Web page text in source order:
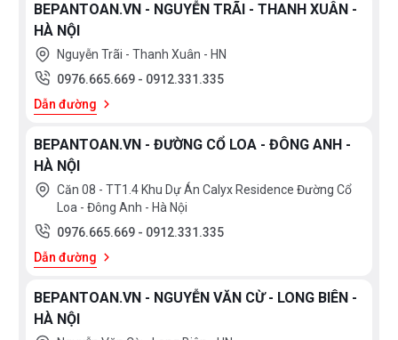
BEPANTOAN.VN - NGUYỄN TRÃI - THANH XUÂN -
HÀ NỘI
Nguyễn Trãi - Thanh Xuân - HN
0976.665.669 - 0912.331.335
Dẫn đường
BEPANTOAN.VN - ĐƯỜNG CỔ LOA - ĐÔNG ANH -
HÀ NỘI
Căn 08 - TT1.4 Khu Dự Án Calyx Residence Đường Cổ
Loa - Đông Anh - Hà Nội
0976.665.669 - 0912.331.335
Dẫn đường
BEPANTOAN.VN - NGUYỄN VĂN CỪ - LONG BIÊN -
HÀ NỘI